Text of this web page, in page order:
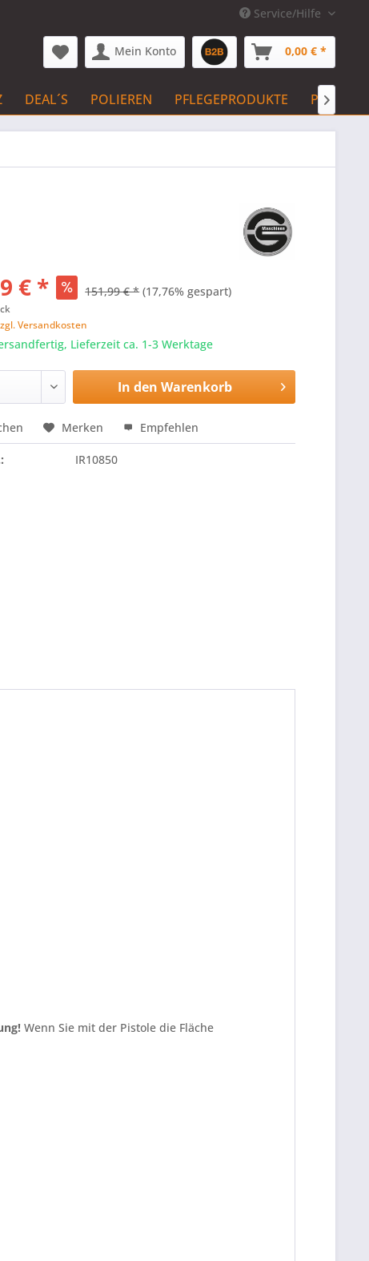
Service/Hilfe
Mein Konto 0,00 € *
DEAL´S POLIEREN PFLEGEPRODUKTE PFLEGE

€ * 151,99 € * (17,76% gespart)
Versandkosten
Lieferzeit ca. 1-3 Werktage
In den Warenkorb
Merken Empfehlen
IR10850
Wenn Sie mit der Pistole die Fläche